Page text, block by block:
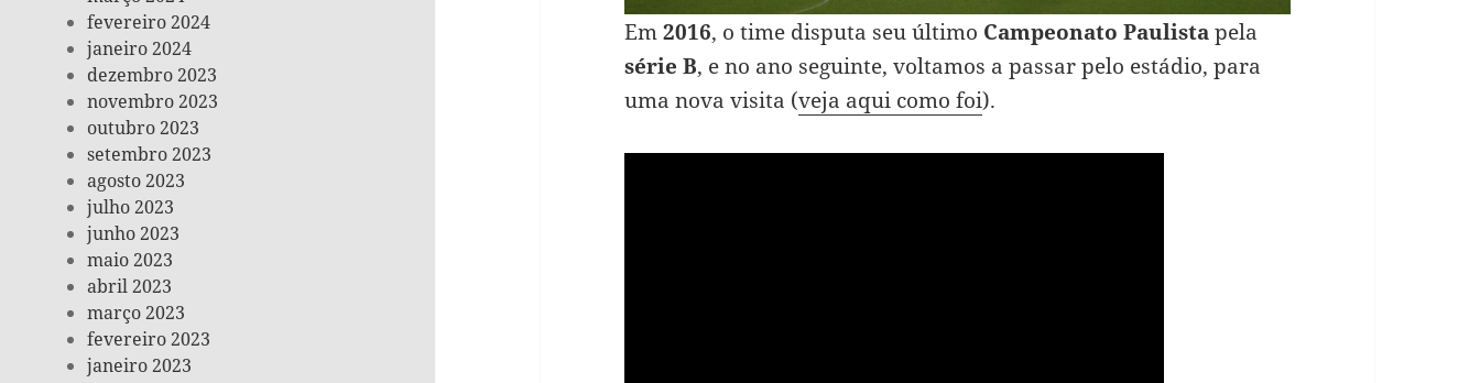
fevereiro 2024
janeiro 2024
dezembro 2023
novembro 2023
outubro 2023
setembro 2023
agosto 2023
julho 2023
junho 2023
maio 2023
abril 2023
março 2023
fevereiro 2023
janeiro 2023
Em2016, o time disputa seu último Campeonato Paulistapela
série B, e no ano seguinte, voltamos a passar pelo estádio, para
uma nova visita (veja aqui como foi).